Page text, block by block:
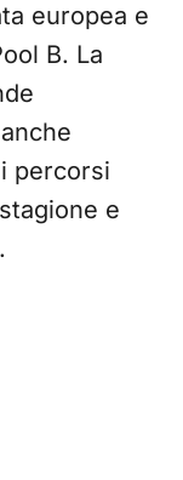
europea e
B. La
percorsi
e